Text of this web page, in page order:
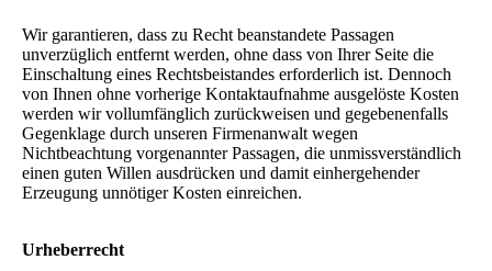
Wir garantieren, dass zu Recht beanstandete Passagen
unverzüglich entfernt werden, ohne dass von Ihrer Seite die
Einschaltung eines Rechtsbeistandes erforderlich ist. Dennoch
von Ihnen ohne vorherige Kontaktaufnahme ausgelöste Kosten
werden wir vollumfänglich zurückweisen und gegebenenfalls
Gegenklage durch unseren Firmenanwalt wegen
Nichtbeachtung vorgenannter Passagen, die unmissverständlich
einen guten Willen ausdrücken und damit einhergehender
Erzeugung unnötiger Kosten einreichen.
Urheberrecht